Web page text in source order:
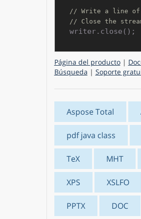
// Write a line of
// Close the
Página del producto|
Búsqueda | Soporte
Aspose Total
pdf java class
TeX MHT
XPS XSLFO
PPTX DOC